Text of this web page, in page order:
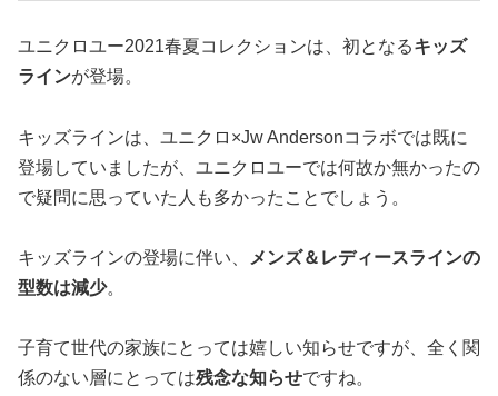
ユニクロユー2021春夏コレクションは、初となるキッズ
ラインが登場。
キッズラインは、ユニクロ×Jw Andersonコラボでは既に
登場していましたが、ユニクロユーでは何故か無かったの
で疑問に思っていた人も多かったことでしょう。
キッズラインの登場に伴い、
メンズ＆レディースラインの
型数は減少。
子育て世代の家族にとっては嬉しい知らせですが、全く関
係のない層にとっては残念な知らせですね。